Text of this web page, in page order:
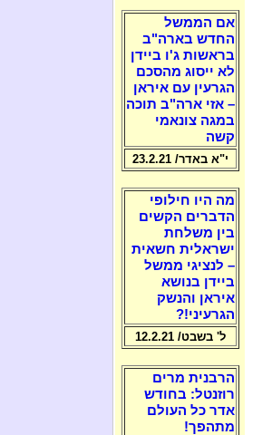
אם הממשל
החדש בארה"ב
בראשות ג'ו ביידן
לא ייסוג מהסכם
הגרעין עם איראן
– אזי ארה"ב תוכה
במגה צונאמי
קשה
י"א באדר/ 23.2.21
מה היו חילופי
הדברים הקשים
בין משלחת
ישראלית חשאית
– לנציגי ממשל
ביידן בנושא
איראן והנשק
הגרעיני!?
ל' בשבט/ 12.2.21
הרבנית מרים
רוזנטל: בחודש
אדר כל העולם
מתהפך!